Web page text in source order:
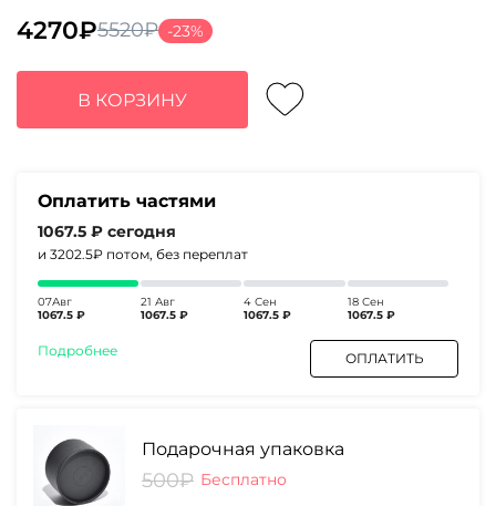
5520₽
Первоначальная
цена
составляла
5520₽.
4270₽
Текущая
цена:
4270₽.
-23%
В КОРЗИНУ
Оплатить частями
1067.5 ₽ сегодня
и 3202.5₽ потом, без переплат
07Авг
1067.5 ₽
21 Авг
1067.5 ₽
4 Сен
1067.5 ₽
18 Сен
1067.5 ₽
Подробнее ОПЛАТИТЬ
Подарочная упаковка
500₽ Бесплатно